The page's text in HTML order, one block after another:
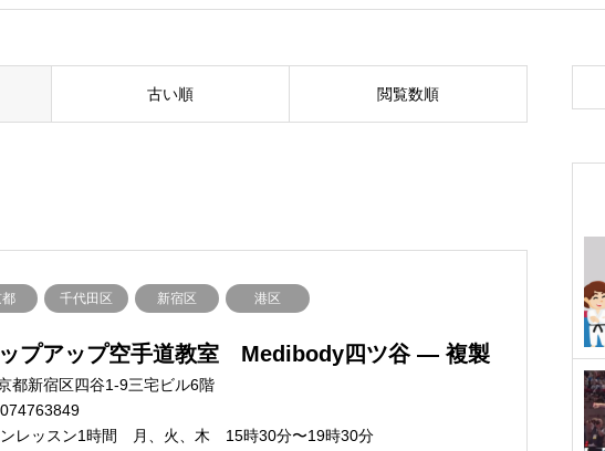
古い順 閲覧数順
都 千代田区 新宿区 港区
プアップ空手道教室 Medibody四ツ谷 — 複製
都新宿区四谷1-9三宅ビル6階
ンレッスン1時間 月、火、木 15時30分〜19時30分